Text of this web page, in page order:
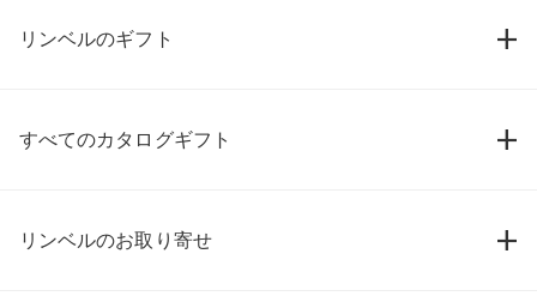
リンベルのギフト
すべてのカタログギフト
リンベルのお取り寄せ